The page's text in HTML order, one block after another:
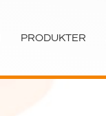
PRODUKTER